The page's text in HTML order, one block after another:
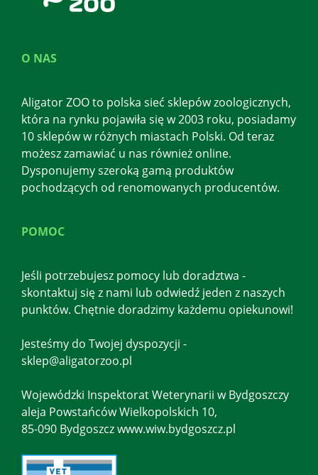
O NAS
Aligator ZOO to polska sieć sklepów zoologicznych,
która na rynku pojawiła się w 2003 roku, posiadamy
10 sklepów w różnych miastach Polski. Od teraz
możesz zamawiać u nas również online.
Dysponujemy szeroką gamą produktów
pochodzących od renomowanych producentów.
POMOC
Jeśli potrzebujesz pomocy lub doradztwa -
skontaktuj się z nami lub odwiedź jeden z naszych
punktów. Chętnie doradzimy każdemu opiekunowi!
Jesteśmy do Twojej dyspozycji -
sklep@aligatorzoo.pl
Wojewódzki Inspektorat Weterynarii w Bydgoszczy
aleja Powstańców Wielkopolskich 10,
85-090 Bydgoszcz www.wiw.bydgoszcz.pl